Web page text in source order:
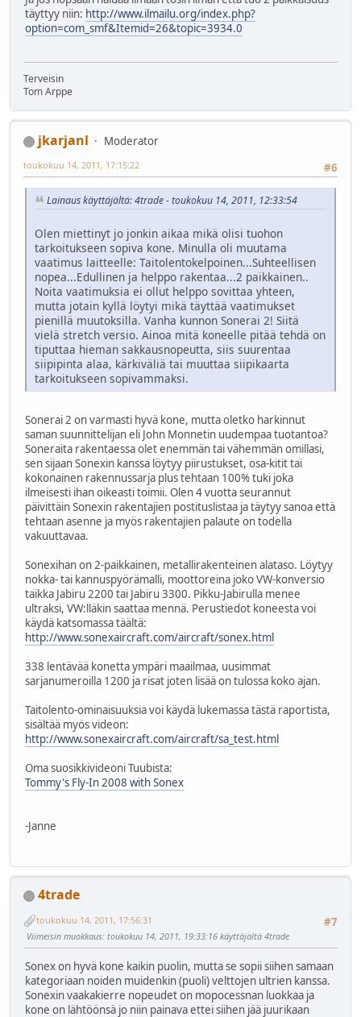
täyttyy niin: http://www.ilmailu.org/index.php?
option=com_smf&Itemid=26&topic=3934.0
Terveisin
Tom Arppe
jkarjanl
Moderator
#6
toukokuu 14, 2011, 17:15:22
Lainaus käyttäjältä: 4trade - toukokuu 14, 2011, 12:33:54
Olen miettinyt jo jonkin aikaa mikä olisi tuohon
tarkoitukseen sopiva kone. Minulla oli muutama
vaatimus laitteelle: Taitolentokelpoinen...Suhteellisen
nopea...Edullinen ja helppo rakentaa...2 paikkainen..
Noita vaatimuksia ei ollut helppo sovittaa yhteen,
mutta jotain kyllä löytyi mikä täyttää vaatimukset
pienillä muutoksilla. Vanha kunnon Sonerai 2! Siitä
vielä stretch versio. Ainoa mitä koneelle pitää tehdä on
tiputtaa hieman sakkausnopeutta, siis suurentaa
siipipinta alaa, kärkiväliä tai muuttaa siipikaarta
tarkoitukseen sopivammaksi.
Sonerai 2 on varmasti hyvä kone, mutta oletko harkinnut
saman suunnittelijan eli John Monnetin uudempaa tuotantoa?
Soneraita rakentaessa olet enemmän tai vähemmän omillasi,
sen sijaan Sonexin kanssa löytyy piirustukset, osa-kitit tai
kokonainen rakennussarja plus tehtaan 100% tuki joka
ilmeisesti ihan oikeasti toimii. Olen 4 vuotta seurannut
päivittäin Sonexin rakentajien postituslistaa ja täytyy sanoa että
tehtaan asenne ja myös rakentajien palaute on todella
vakuuttavaa.
Sonexihan on 2-paikkainen, metallirakenteinen alataso. Löytyy
nokka- tai kannuspyörämalli, moottoreina joko VW-konversio
taikka Jabiru 2200 tai Jabiru 3300. Pikku-Jabirulla menee
ultraksi, VW:lläkin saattaa mennä. Perustiedot koneesta voi
käydä katsomassa täältä:
http://www.sonexaircraft.com/aircraft/sonex.html
338 lentävää konetta ympäri maailmaa, uusimmat
sarjanumeroilla 1200 ja risat joten lisää on tulossa koko ajan.
Taitolento-ominaisuuksia voi käydä lukemassa tästä raportista,
sisältää myös videon:
http://www.sonexaircraft.com/aircraft/sa_test.html
Oma suosikkivideoni Tuubista:
Tommy's Fly-In 2008 with Sonex
-Janne
4trade
#7
toukokuu 14, 2011, 17:56:31
Viimeisin muokkaus: toukokuu 14, 2011, 19:33:16 käyttäjältä 4trade
Sonex on hyvä kone kaikin puolin, mutta se sopii siihen samaan
kategoriaan noiden muidenkin (puoli) velttojen ultrien kanssa.
Sonexin vaakakierre nopeudet on mopocessnan luokkaa ja
kone on lähtöönsä jo niin painava ettei siihen jää juurikaan